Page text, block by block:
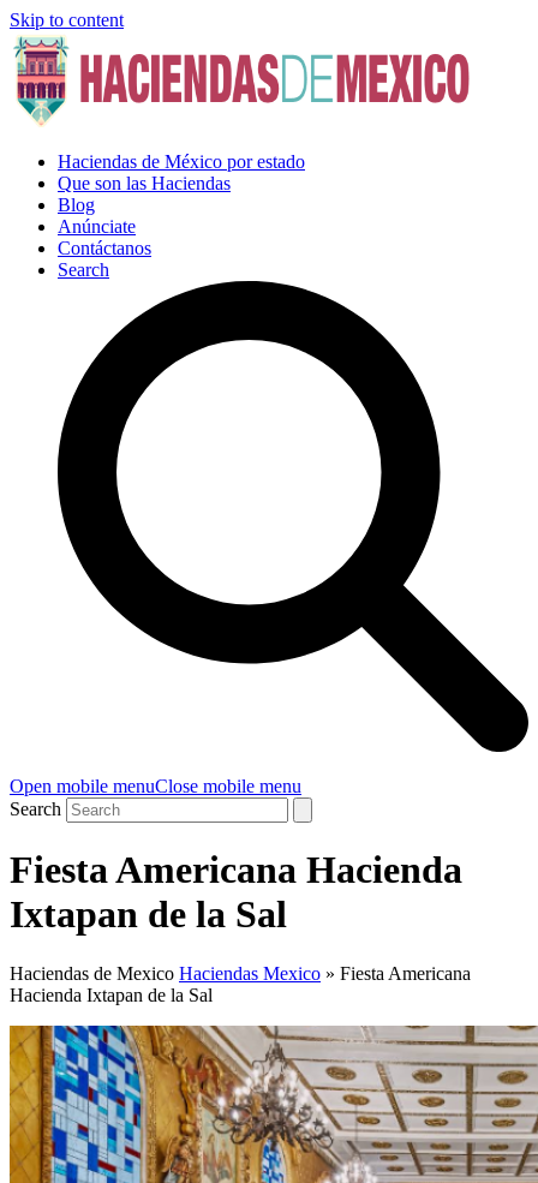
Skip to content
Haciendas de México por estado
Que son las Haciendas
Blog
Anúnciate
Contáctanos
Search
Open mobile menuClose mobile menu
Search
Fiesta Americana Hacienda
Ixtapan de la Sal
Haciendas de Mexico Haciendas Mexico » Fiesta Americana
Hacienda Ixtapan de la Sal